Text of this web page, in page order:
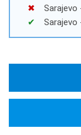
Sarajevo
Sarajevo